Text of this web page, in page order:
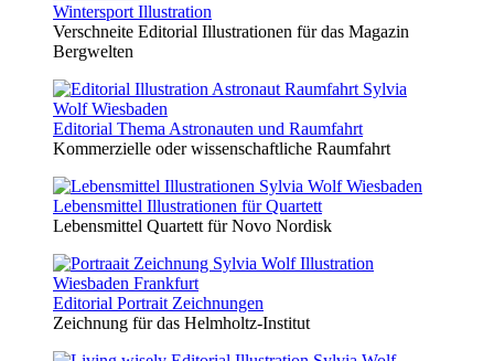
Wintersport Illustration
Verschneite Editorial Illustrationen für das Magazin
Bergwelten
Editorial Thema Astronauten und Raumfahrt
Kommerzielle oder wissenschaftliche Raumfahrt
Lebensmittel Illustrationen für Quartett
Lebensmittel Quartett für Novo Nordisk
Editorial Portrait Zeichnungen
Zeichnung für das Helmholtz-Institut